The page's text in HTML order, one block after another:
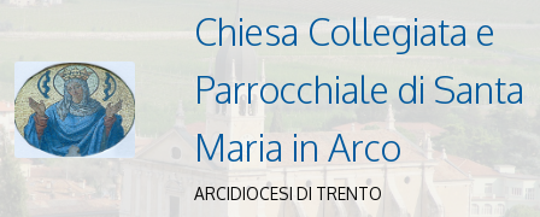
Chiesa Collegiata e
Parrocchiale di Santa
Maria in Arco
ARCIDIOCESI DI TRENTO